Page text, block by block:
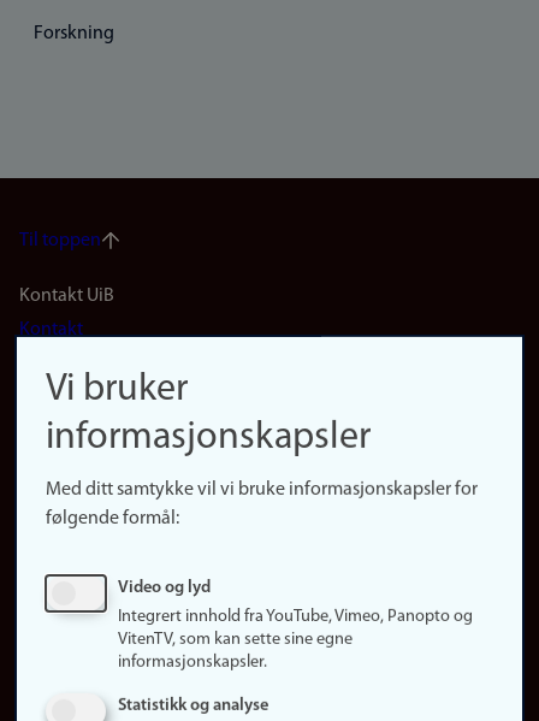
Forskning
Til toppen
Footer
(no)
Kontakt UiB
Kontakt
Finn forsker
Presse
Finn studier
Ledige stillinger
Vi bruker
informasjonskapsler
Med ditt samtykke vil vi bruke informasjonskapsler for
følgende formål:
Video og lyd
Integrert innhold fra YouTube, Vimeo, Panopto og
VitenTV, som kan sette sine egne
informasjonskapsler.
Statistikk og analyse